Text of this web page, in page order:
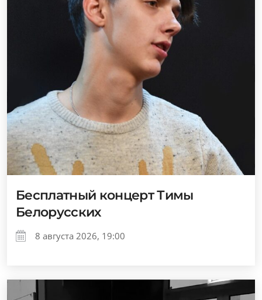
Бесплатный концерт Тимы
Белорусских
8 августа 2026, 19:00